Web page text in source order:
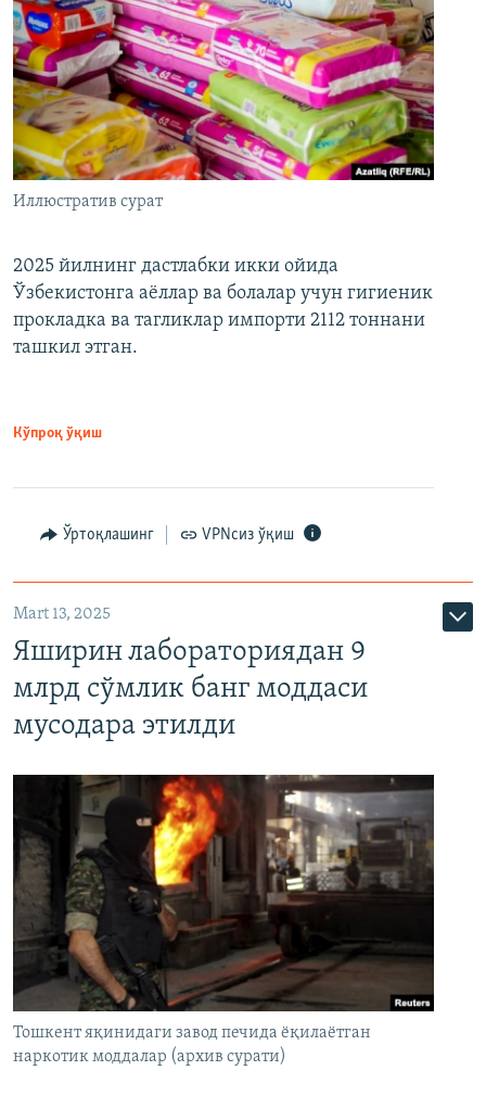
Иллюстратив сурат
2025 йилнинг дастлабки икки ойида
Ўзбекистонга аёллар ва болалар учун гигиеник
прокладка ва тагликлар импорти 2112 тоннани
ташкил этган.
Кўпроқ ўқиш
Ўртоқлашинг VPNсиз ўқиш
Mart 13, 2025
Яширин лабораториядан 9
млрд сўмлик банг моддаси
мусодара этилди
Тошкент яқинидаги завод печида ёқилаётган
наркотик моддалар (архив сурати)